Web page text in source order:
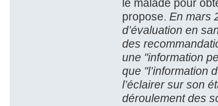
le malade pour
propose. En mars
d’évaluation en
des
une "information
que "l’information
l’éclairer sur son
déroulement des